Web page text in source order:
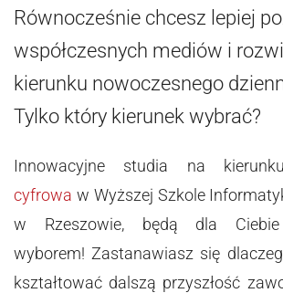
Równocześnie chcesz lepiej
współczesnych mediów i
kierunku nowoczesnego
Tylko który kierunek wybrać?
Innowacyjne studia na
cyfrowa w Wyższej Szkole
w Rzeszowie, będą dla Ciebie
wyborem! Zastanawiasz się
kształtować dalszą przyszłość